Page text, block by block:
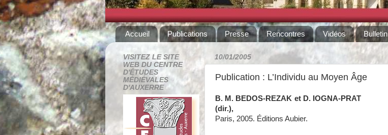
Accueil Publications Presse Rencontres Vidéos Bulletin
10/01/2005
Publication : L’Individu au Moyen Âge
B. M. BEDOS-REZAK et D. IOGNA-PRAT
(dir.),
Paris, 2005. Éditions Aubier.
VISITEZ LE SITE
WEB DU CENTRE
D'ÉTUDES
MÉDIÉVALES
D'AUXERRE